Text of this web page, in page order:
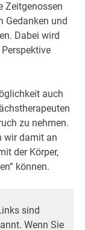
Zeitgenossen
Gedanken und
Dabei wird
auch
zu nehmen.
wir damit an
der Körper,
können.
sind
Wenn Sie